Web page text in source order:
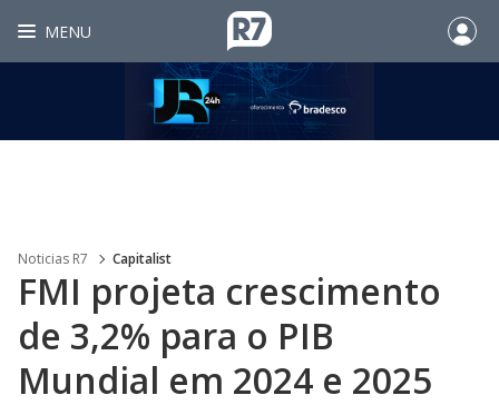
MENU
Noticias R7 Capitalist
FMI projeta crescimento
de 3,2% para o PIB
Mundial em 2024 e 2025